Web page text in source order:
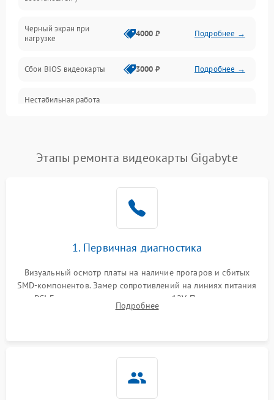
Электропитание
ПО
Электронные компоненты
Общие поломки
Механические повреждения
Черный экран при
нагрузке
4000 ₽ Подробнее →
Сбои BIOS видеокарты 3000 ₽ Подробнее →
Нестабильная работа
Этапы ремонта видеокарты Gigabyte
1. Первичная диагностика
Визуальный осмотр платы на наличие прогаров и сбитых
SMD-компонентов. Замер сопротивлений на линиях питания
PCI-E и дополнительных разъемах 12V. Проверка на
короткое замыкание основных дросселей питания GPU и
Подробнее